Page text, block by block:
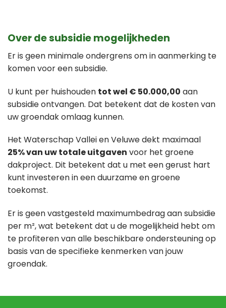
Over de subsidie mogelijkheden
Er is geen minimale ondergrens om in aanmerking te
komen voor een subsidie.
U kunt per huishouden tot wel € 50.000,00 aan
subsidie ontvangen. Dat betekent dat de kosten van
uw groendak omlaag kunnen.
Het Waterschap Vallei en Veluwe dekt maximaal
25% van uw totale uitgaven voor het groene
dakproject. Dit betekent dat u met een gerust hart
kunt investeren in een duurzame en groene
toekomst.
Er is geen vastgesteld maximumbedrag aan subsidie
per m², wat betekent dat u de mogelijkheid hebt om
te profiteren van alle beschikbare ondersteuning op
basis van de specifieke kenmerken van jouw
groendak.